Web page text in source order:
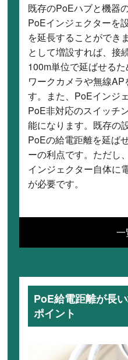
一
既存のPoEハブと機器
PoEインジェクターを
を延長することができ
として増設すれば、接
100m単位で延ばせる
ワークカメラや無線
す。また、PoEインジ
PoE非対応のスイッチ
能になります。既存の
PoEの給電距離を延ば
ーの利点です。ただし
インジェクター自体に
が必要です。
PoE給電距離が長
ポイント